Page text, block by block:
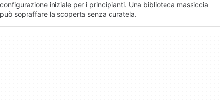
configurazione iniziale per i principianti. Una biblioteca massiccia
può sopraffare la scoperta senza curatela.